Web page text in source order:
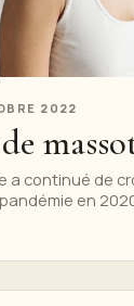
2022
a continué de
en